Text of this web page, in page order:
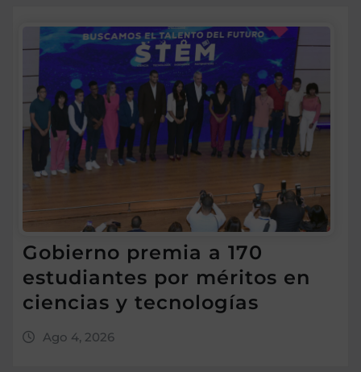
Gobierno premia a 170
estudiantes por méritos en
ciencias y tecnologías
Ago 4, 2026